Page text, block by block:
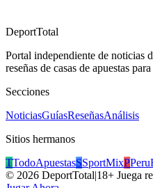
DeportTotal
Portal independiente de noticias
reseñas de casas de apuestas
Secciones
NoticiasGuíasReseñasAnálisis
Sitios hermanos
TTodoApuestasSSportMixP
© 2026 DeportTotal|18+ Juega